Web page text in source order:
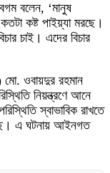
বলেন, ‘মানুষ
কষ্ট পাইয়্যা মরছে।
চাই। এদের বিচার
মো. ওবায়দুর রহমান
নিয়ন্ত্রণে আনে
স্বাভাবিক রাখতে
এ ঘটনায় আইনগত